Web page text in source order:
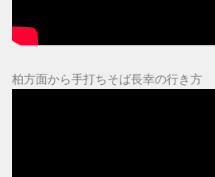
柏方面から手打ちそば長幸の行き方